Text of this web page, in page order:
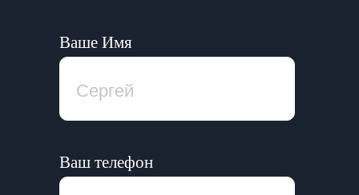
Ваше Имя
Ваш телефон